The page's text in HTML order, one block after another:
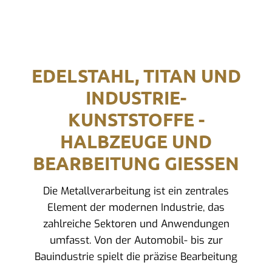
EDELSTAHL, TITAN UND
INDUSTRIE-
KUNSTSTOFFE -
HALBZEUGE UND
BEARBEITUNG GIESSEN
Die Metallverarbeitung ist ein zentrales
Element der modernen Industrie, das
zahlreiche Sektoren und Anwendungen
umfasst. Von der Automobil- bis zur
Bauindustrie spielt die präzise Bearbeitung